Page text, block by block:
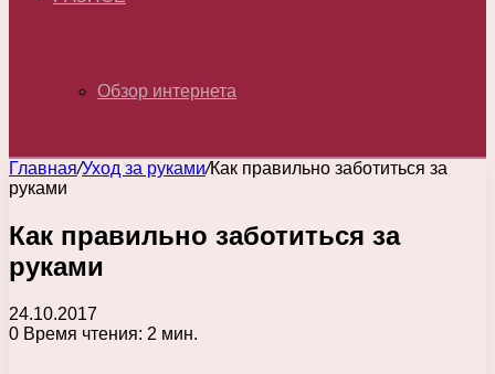
Обзор интернета
Главная/Уход за руками/Как правильно заботиться за
руками
Как правильно заботиться за
руками
24.10.2017
0 Время чтения: 2 мин.